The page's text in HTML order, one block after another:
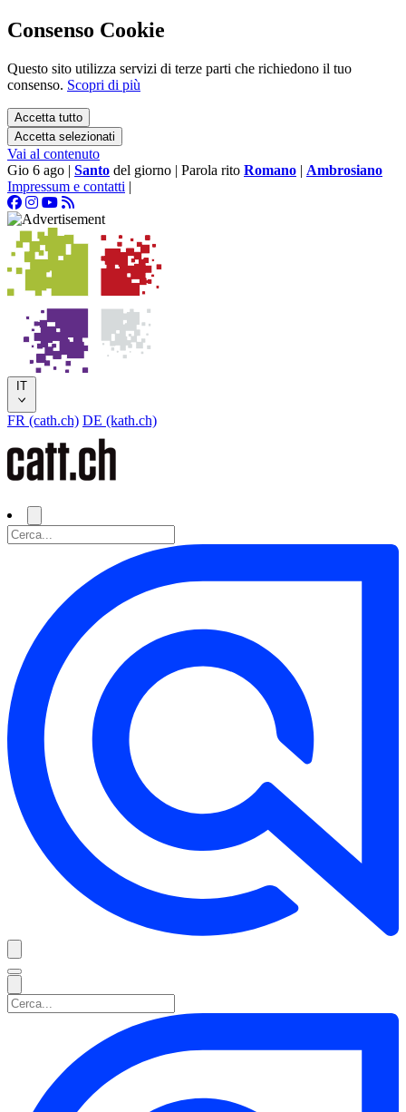
Consenso Cookie
Questo sito utilizza servizi di terze parti che richiedono il tuo
consenso. Scopri di più
Accetta tutto
Accetta selezionati
Vai al contenuto
Gio 6 ago | Santo del giorno | Parola rito Romano | Ambrosiano
Impressum e contatti |
IT
FR (cath.ch) DE (kath.ch)